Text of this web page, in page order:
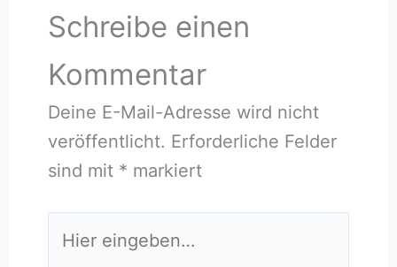
Schreibe einen
Kommentar
Deine E-Mail-Adresse wird nicht
veröffentlicht. Erforderliche Felder
sind mit * markiert
eingeben…